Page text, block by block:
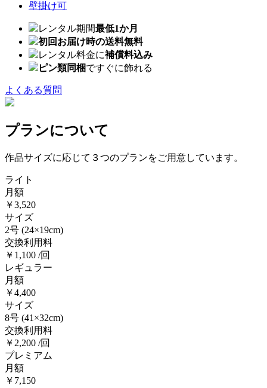
壁掛け可
レンタル期間最低1か月
初回お届け時の送料無料
レンタル料金に補償料込み
ピン類同梱ですぐに飾れる
よくある質問
プランについて
作品サイズに応じて３つのプランをご用意しています。
ライト
月額
￥3,520
サイズ
2号 (24×19cm)
交換利用料
￥1,100 /回
レギュラー
月額
￥4,400
サイズ
8号 (41×32cm)
交換利用料
￥2,200 /回
プレミアム
月額
￥7,150